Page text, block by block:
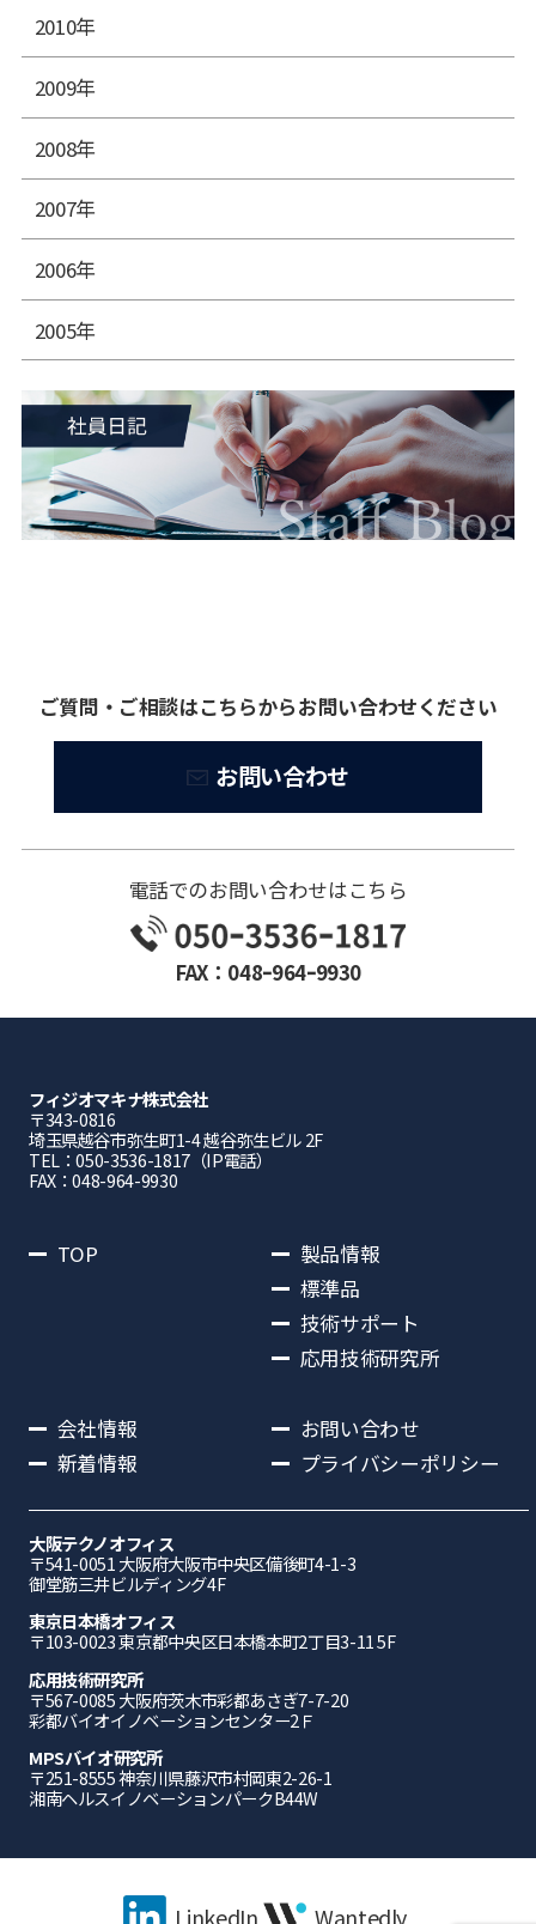
2010年
2009年
2008年
2007年
2006年
2005年
ご質問・ご相談はこちらからお問い合わせください
お問い合わせ
電話でのお問い合わせはこちら
FAX：048ｰ964ｰ9930
フィジオマキナ株式会社
〒343-0816
埼⽟県越⾕市弥⽣町1-4 越⾕弥⽣ビル 2F
TEL：050-3536-1817（IP電話）
FAX：048-964-9930
TOP
製品情報
標準品
技術サポート
応用技術研究所
会社情報
新着情報
お問い合わせ
プライバシーポリシー
大阪テクノオフィス
〒541-0051 ⼤阪府⼤阪市中央区備後町4-1-3
御堂筋三井ビルディング4F
東京日本橋オフィス
〒103-0023 東京都中央区日本橋本町2丁目3-11 5F
応⽤技術研究所
〒567-0085 ⼤阪府茨⽊市彩都あさぎ7-7-20
彩都バイオイノベーションセンター2Ｆ
MPSバイオ研究所
〒251-8555 神奈川県藤沢市村岡東2-26-1
湘南ヘルスイノベーションパークB44W
LinkedIn Wantedly